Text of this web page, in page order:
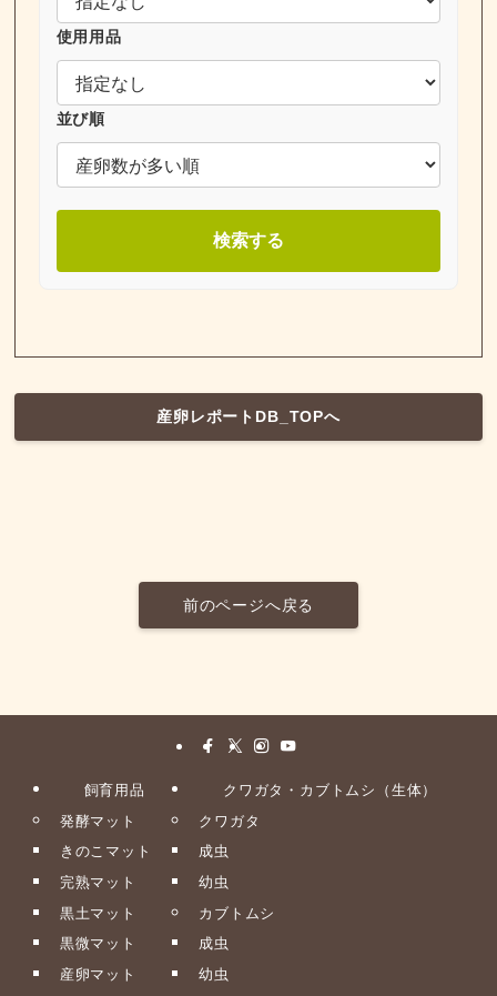
使用用品
並び順
検索する
産卵レポートDB_TOPへ
前のページへ戻る
飼育用品
発酵マット
きのこマット
完熟マット
黒土マット
黒微マット
産卵マット
クワガタ・カブトムシ（生体）
クワガタ
成虫
幼虫
カブトムシ
成虫
幼虫